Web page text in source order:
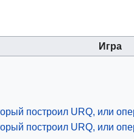
Игра
построил URQ, или
построил URQ, или